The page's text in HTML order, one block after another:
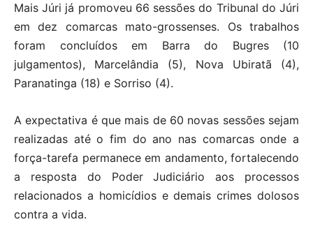
Mais Júri já promoveu 66 sessões do Tribunal do Júri
em dez comarcas mato-grossenses. Os trabalhos
foram concluídos em Barra do Bugres (10
julgamentos), Marcelândia (5), Nova Ubiratã (4),
Paranatinga (18) e Sorriso (4).
A expectativa é que mais de 60 novas sessões sejam
realizadas até o fim do ano nas comarcas onde a
força-tarefa permanece em andamento, fortalecendo
a resposta do Poder Judiciário aos processos
relacionados a homicídios e demais crimes dolosos
contra a vida.